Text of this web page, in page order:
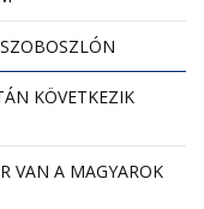
KÖVETKEZIK
VAN A MAGYAROK